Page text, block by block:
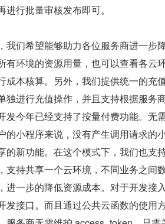
行批量审核发布即可。
我们希望能够助力各位服务商进一步
有环境的资源用量，也可以查看各云
成本核算。另外，我们提供统一的充
独进行充值操作，并且支持根据服务
发今年已经支持了按量付费功能。无
的小程序来说，没有产生调用请求的
的新功能。在这个模式下，我们也支
支持共享一个云环境，不同业务之间
进一步的降低资源成本。对于开发接
发接口。而且通过公共云函数的使用